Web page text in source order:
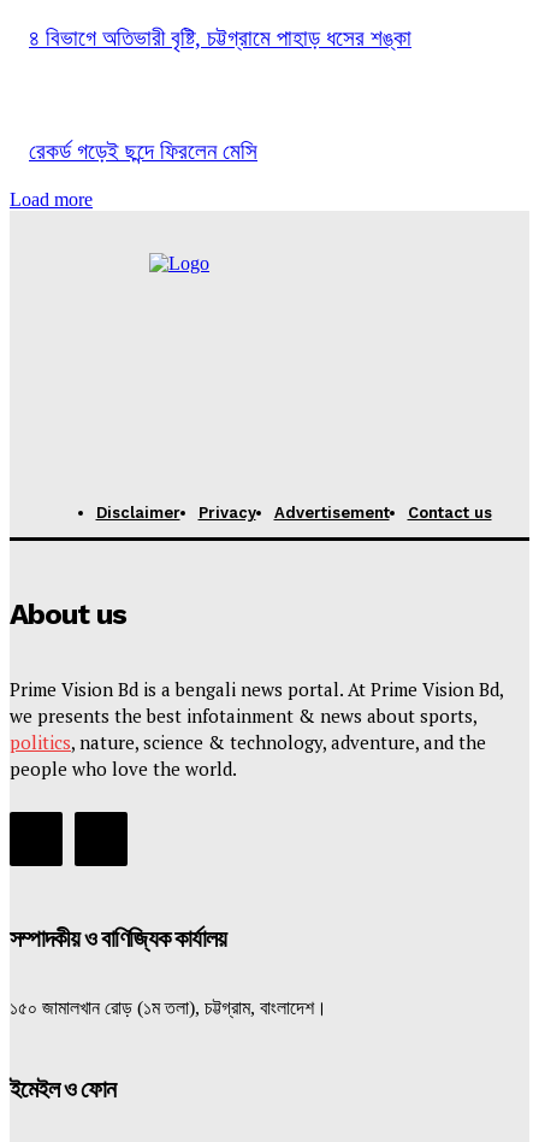
৪ বিভাগে অতিভারী বৃষ্টি, চট্টগ্রামে পাহাড় ধসের শঙ্কা
রেকর্ড গড়েই ছন্দে ফিরলেন মেসি
Load more
Disclaimer Privacy Advertisement Contact us
About us
Prime Vision Bd is a bengali news portal. At Prime Vision Bd,
we presents the best infotainment & news about sports,
politics, nature, science & technology, adventure, and the
people who love the world.
সম্পাদকীয় ও বাণিজ্যিক কার্যালয়
১৫০ জামালখান রোড় (১ম তলা), চট্টগ্রাম, বাংলাদেশ।
ইমেইল ও ফোন